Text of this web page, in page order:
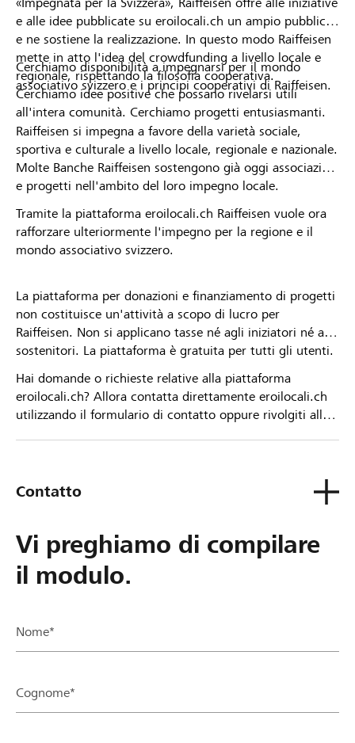
e alle idee pubblicate su eroilocali.ch un ampio pubblico
e ne sostiene la realizzazione. In questo modo Raiffeisen
mette in atto l'idea del crowdfunding a livello locale e
regionale, rispettando la filosofia cooperativa.
Cerchiamo idee positive che possano rivelarsi utili
all'intera comunità. Cerchiamo progetti entusiasmanti.
Cerchiamo disponibilità a impegnarsi per il mondo
associativo svizzero e i principi cooperativi di Raiffeisen.
Raiffeisen si impegna a favore della varietà sociale,
sportiva e culturale a livello locale, regionale e nazionale.
Molte Banche Raiffeisen sostengono già oggi associazioni
e progetti nell'ambito del loro impegno locale.
Tramite la piattaforma eroilocali.ch Raiffeisen vuole ora
rafforzare ulteriormente l'impegno per la regione e il
mondo associativo svizzero.
La piattaforma per donazioni e finanziamento di progetti
non costituisce un'attività a scopo di lucro per
Raiffeisen. Non si applicano tasse né agli iniziatori né ai
sostenitori. La piattaforma è gratuita per tutti gli utenti.
Hai domande o richieste relative alla piattaforma
eroilocali.ch? Allora contatta direttamente eroilocali.ch
utilizzando il formulario di contatto oppure rivolgiti alla
Contatto
Vi preghiamo di compilare
il modulo.
Nome*
Cognome*